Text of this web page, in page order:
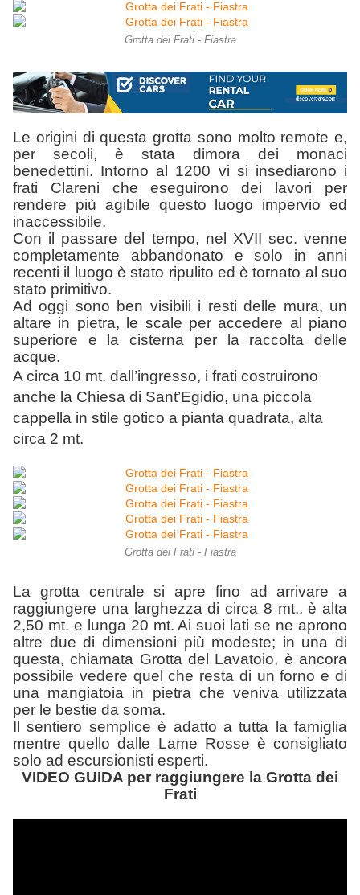
Grotta dei Frati - Fiastra
Le origini di questa grotta sono molto remote e,
per secoli, è stata dimora dei monaci
benedettini. Intorno al 1200 vi si insediarono i
frati Clareni che eseguirono dei lavori per
rendere più agibile questo luogo impervio ed
inaccessibile.
Con il passare del tempo, nel XVII sec. venne
completamente abbandonato e solo in anni
recenti il luogo è stato ripulito ed è tornato al suo
stato primitivo.
Ad oggi sono ben visibili i resti delle mura, un
altare in pietra, le scale per accedere al piano
superiore e la cisterna per la raccolta delle
acque.
A circa 10 mt. dall’ingresso, i frati costruirono
anche la Chiesa di Sant’Egidio, una piccola
cappella in stile gotico a pianta quadrata, alta
circa 2 mt.
Grotta dei Frati - Fiastra
La grotta centrale si apre fino ad arrivare a
raggiungere una larghezza di circa 8 mt., è alta
2,50 mt. e lunga 20 mt. Ai suoi lati se ne aprono
altre due di dimensioni più modeste; in una di
questa, chiamata Grotta del Lavatoio, è ancora
possibile vedere quel che resta di un forno e di
una mangiatoia in pietra che veniva utilizzata
per le bestie da soma.
Il sentiero semplice è adatto a tutta la famiglia
mentre quello dalle Lame Rosse è consigliato
solo ad escursionisti esperti.
VIDEO GUIDA per raggiungere la Grotta dei
Frati